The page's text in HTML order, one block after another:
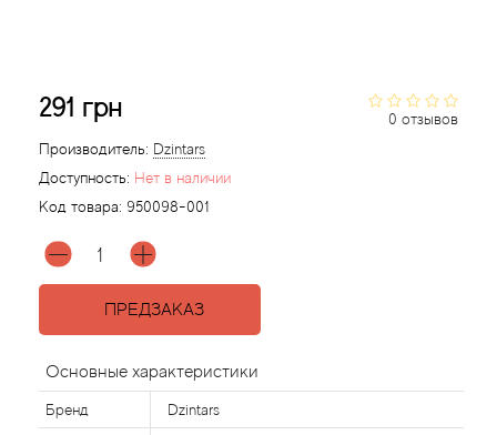
0 отзывов
291 грн
Производитель: Dzintars
Доступность: Нет в наличии
Код товара: 950098-001
ПРЕДЗАКАЗ
Основные характеристики
Бренд Dzintars
Afnan
Agatha Ruiz de la Prada
Agonist
Aigner
Aj Arabia (Widian)